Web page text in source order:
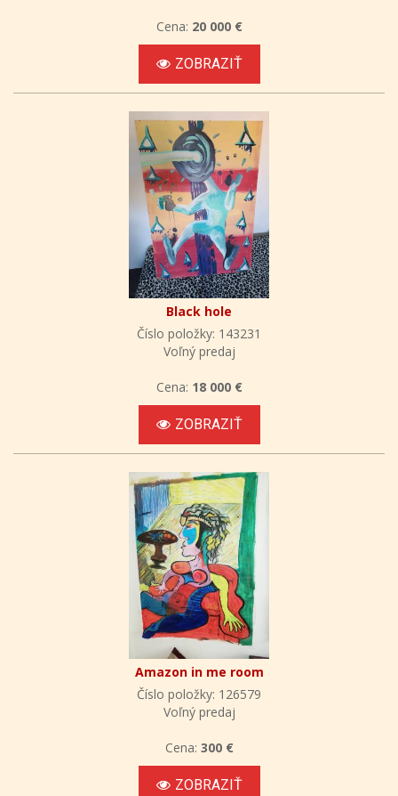
Cena: 20 000 €
ZOBRAZIŤ
Black hole
Číslo položky: 143231
Voľný predaj
Cena: 18 000 €
ZOBRAZIŤ
Amazon in me room
Číslo položky: 126579
Voľný predaj
Cena: 300 €
ZOBRAZIŤ